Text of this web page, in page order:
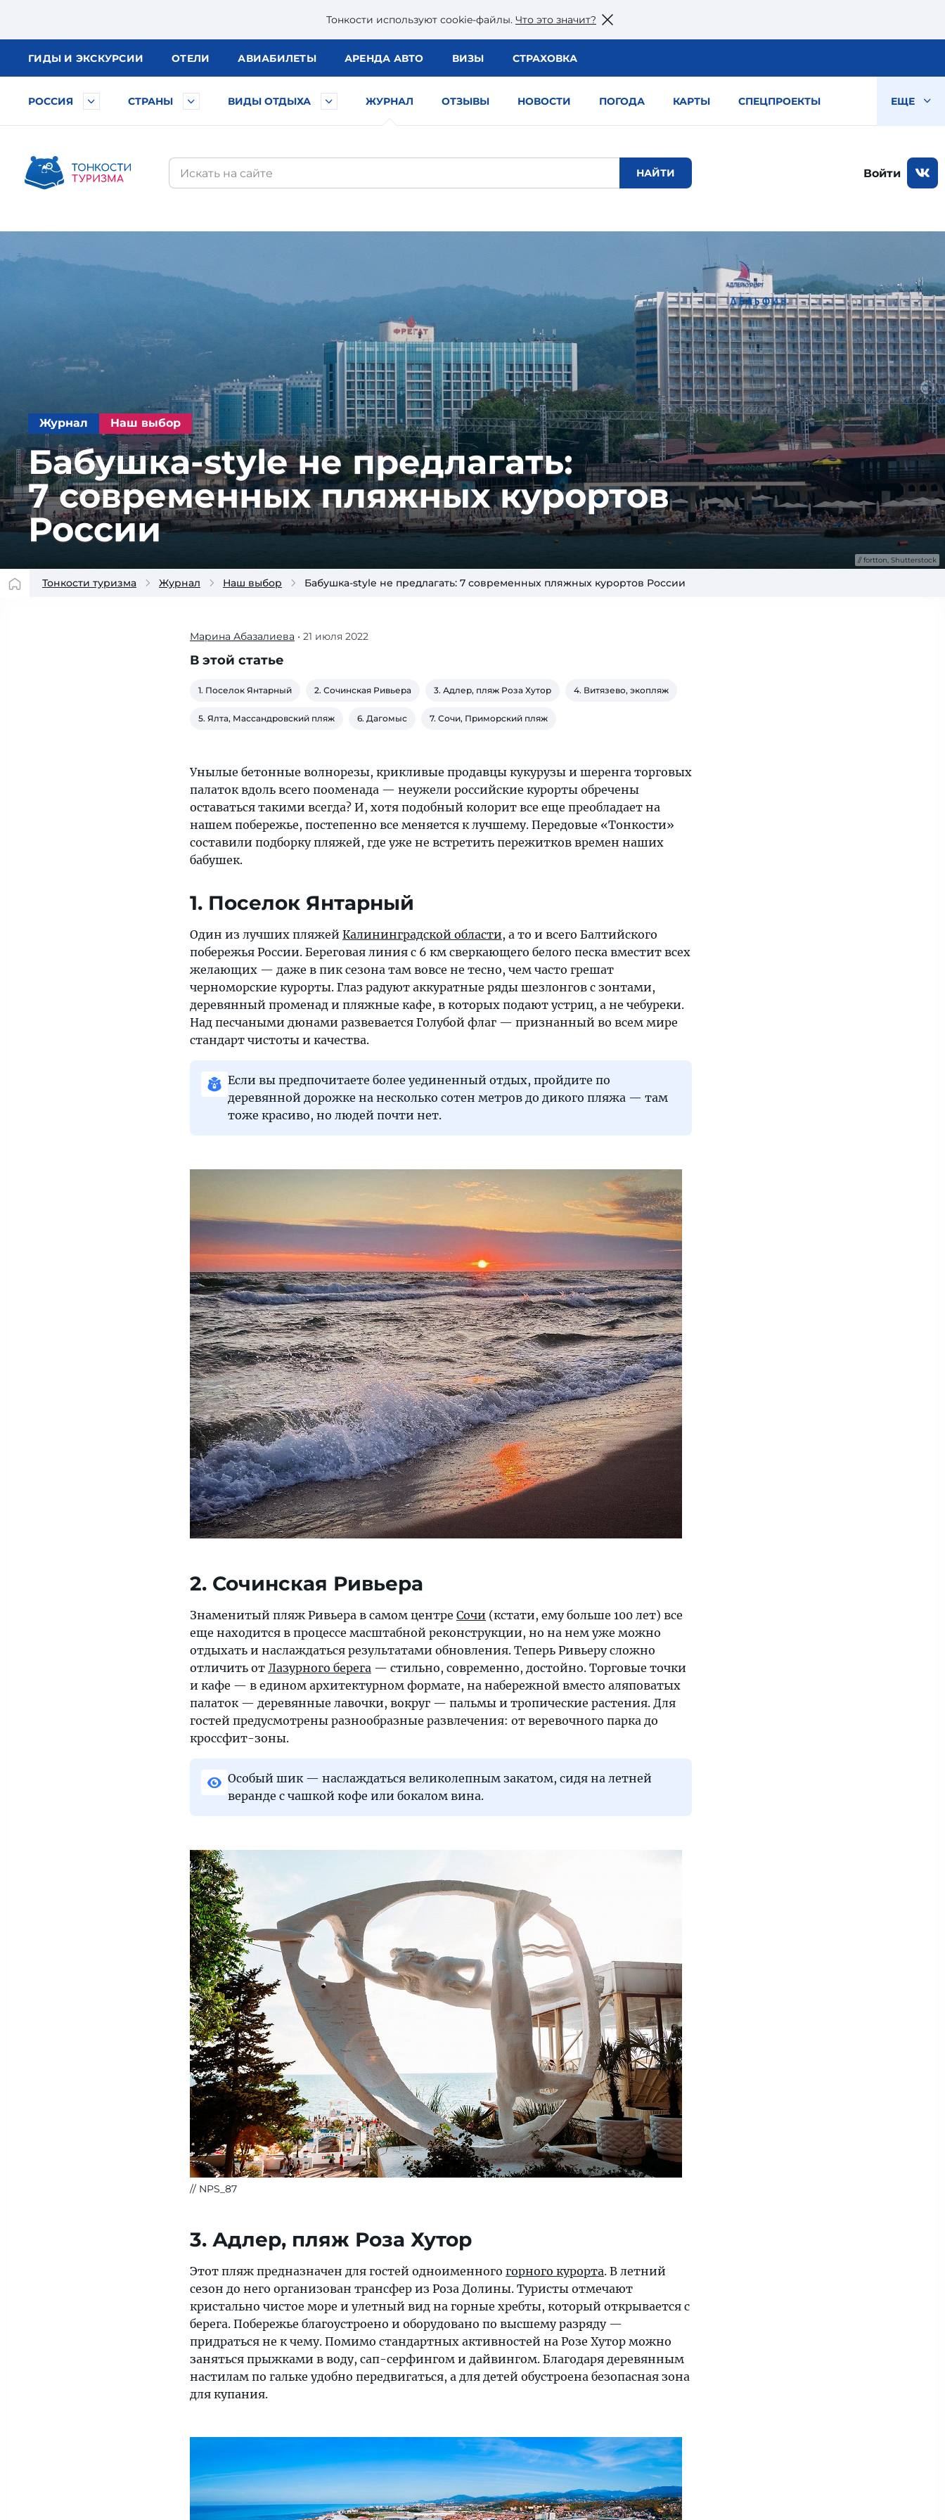
Тонкости используют сookie-файлы. Что это значит?
ГИДЫ И ЭКСКУРСИИ ОТЕЛИ АВИАБИЛЕТЫ АРЕНДА АВТО ВИЗЫ СТРАХОВКА
РОССИЯ СТРАНЫ ВИДЫ ОТДЫХА ЖУРНАЛ ОТЗЫВЫ НОВОСТИ ПОГОДА КАРТЫ СПЕЦПРОЕКТЫ ЕЩЕ
Войти
Журнал Наш выбор
Бабушка-style не предлагать:
7 современных пляжных курортов
России
fortton, Shutterstock
Тонкости туризма Журнал Наш выбор Бабушка-style не предлагать: 7 современных пляжных курортов России
Составили
подборку
где
не
времен
наших
бабушек
Марина Абазалиева • 21 июля 2022
В этой статье
1. Поселок Янтарный 2. Сочинская Ривьера 3. Адлер, пляж Роза Хутор 4. Витязево, экопляж
5. Ялта, Массандровский пляж 6. Дагомыс 7. Сочи, Приморский пляж
Унылые бетонные волнорезы, крикливые продавцы кукурузы и шеренга торговых
палаток вдоль всего пооменада — неужели российские курорты обречены
оставаться такими всегда? И, хотя подобный колорит все еще преобладает на
нашем побережье, постепенно все меняется к лучшему. Передовые «Тонкости»
составили подборку пляжей, где уже не встретить пережитков времен наших
бабушек.
1. Поселок Янтарный
Один из лучших пляжей Калининградской области, а то и всего Балтийского
побережья России. Береговая линия с 6 км сверкающего белого песка вместит всех
желающих — даже в пик сезона там вовсе не тесно, чем часто грешат
черноморские курорты. Глаз радуют аккуратные ряды шезлонгов с зонтами,
деревянный променад и пляжные кафе, в которых подают устриц, а не чебуреки.
Над песчаными дюнами развевается Голубой флаг — признанный во всем мире
стандарт чистоты и качества.
Если вы предпочитаете более уединенный отдых, пройдите по
деревянной дорожке на несколько сотен метров до дикого пляжа — там
тоже красиво, но людей почти нет.
2. Сочинская Ривьера
Знаменитый пляж Ривьера в самом центре Сочи (кстати, ему больше 100 лет) все
еще находится в процессе масштабной реконструкции, но на нем уже можно
отдыхать и наслаждаться результатами обновления. Теперь Ривьеру сложно
отличить от Лазурного берега — стильно, современно, достойно. Торговые точки
и кафе — в едином архитектурном формате, на набережной вместо аляповатых
палаток — деревянные лавочки, вокруг — пальмы и тропические растения. Для
гостей предусмотрены разнообразные развлечения: от веревочного парка до
кроссфит-зоны.
Особый шик — наслаждаться великолепным закатом, сидя на летней
веранде с чашкой кофе или бокалом вина.
NPS_87
3. Адлер, пляж Роза Хутор
Этот пляж предназначен для гостей одноименного горного курорта. В летний
сезон до него организован трансфер из Роза Долины. Туристы отмечают
кристально чистое море и улетный вид на горные хребты, который открывается с
берега. Побережье благоустроено и оборудовано по высшему разряду —
придраться не к чему. Помимо стандартных активностей на Розе Хутор можно
заняться прыжками в воду, сап-серфингом и дайвингом. Благодаря деревянным
настилам по гальке удобно передвигаться, а для детей обустроена безопасная зона
для купания.